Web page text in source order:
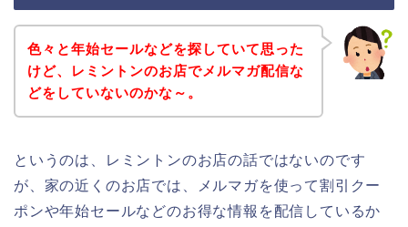
色々と年始セールなどを探していて思った
けど、レミントンのお店でメルマガ配信な
どをしていないのかな～。
というのは、レミントンのお店の話ではないのです
が、家の近くのお店では、メルマガを使って割引クー
ポンや年始セールなどのお得な情報を配信しているか